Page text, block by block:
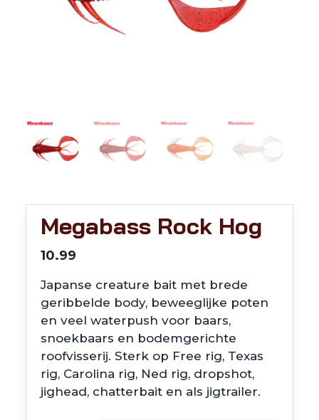
Megabass Rock Hog
10.99
Japanse creature bait met brede
geribbelde body, beweeglijke poten
en veel waterpush voor baars,
snoekbaars en bodemgerichte
roofvisserij. Sterk op Free rig, Texas
rig, Carolina rig, Ned rig, dropshot,
jighead, chatterbait en als jigtrailer.